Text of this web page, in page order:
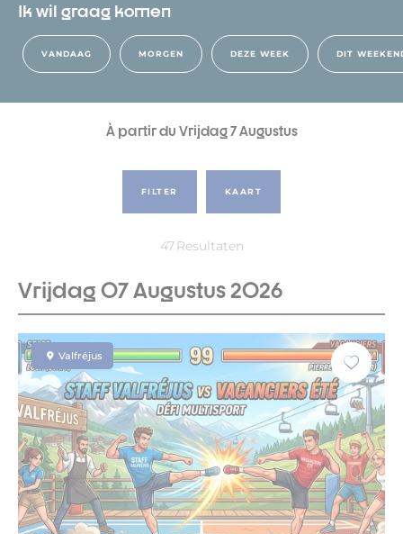
Ik wil graag komen
VANDAAG MORGEN DEZE WEEK DIT
À partir du Vrijdag 7 Augustus
FILTER
47 Resultaten
KAART
Vrijdag 07 Augustus 2026
Valfréjus